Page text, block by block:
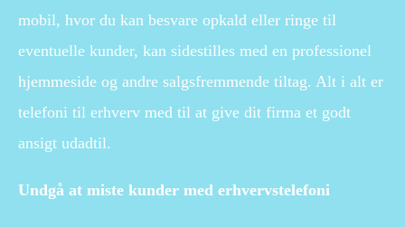
mobil, hvor du kan besvare opkald eller ringe til
eventuelle kunder, kan sidestilles med en professionel
hjemmeside og andre salgsfremmende tiltag. Alt i alt er
telefoni til erhverv med til at give dit firma et godt
ansigt udadtil.
Undgå at miste kunder med erhvervstelefoni